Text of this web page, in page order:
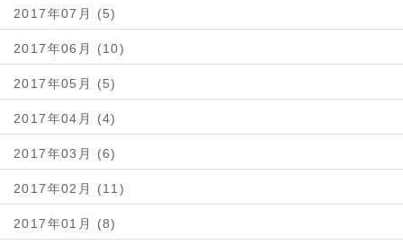
2017年07月 (5)
2017年06月 (10)
2017年05月 (5)
2017年04月 (4)
2017年03月 (6)
2017年02月 (11)
2017年01月 (8)